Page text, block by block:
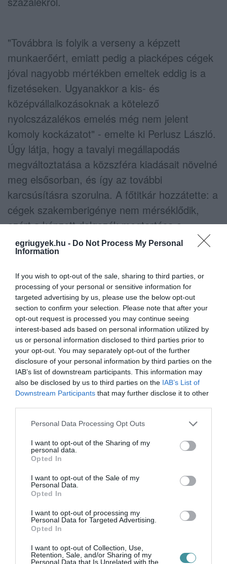
egriugyek.hu - Do Not Process My Personal
Information
If you wish to opt-out of the sale, sharing to third parties, or
processing of your personal or sensitive information for
targeted advertising by us, please use the below opt-out
section to confirm your selection. Please note that after your
opt-out request is processed you may continue seeing
interest-based ads based on personal information utilized by
us or personal information disclosed to third parties prior to
your opt-out. You may separately opt-out of the further
disclosure of your personal information by third parties on the
IAB’s list of downstream participants. This information may
also be disclosed by us to third parties on the IAB’s List of
Downstream Participants that may further disclose it to other
Please note that this website/app uses one or more Google
not limited to your visit or usage behaviour. You may click to
grant or deny consent to Google and its third-party tags to
use your data for below specified purposes in below Google
consent section.
Personal Data Processing Opt Outs
I want to opt-out of the Sharing of my
personal data.
Opted In
I want to opt-out of the Sale of my
Personal Data.
Opted In
I want to opt-out of processing my
Personal Data for Targeted Advertising.
Opted In
I want to opt-out of Collection, Use,
Retention, Sale, and/or Sharing of my
Personal Data that Is Unrelated with the
"Továbbra is folyik a verseny a képzett
munkaerőért, emiatt pedig a piacképes cégek
jóval nagyobb mértékben emeltek eddig is a
fizetéseken. Ugyanakkor a kis- és
középvállalkozásoknak a kötelező
nyolcszázalékos emelés még nem jelent
komoly kockázatot" - emelte ki Perlusz László.
Úgy látja, hogy a tavalyi megállapodás
megváltoztatása a közszféra kiadásait növelné
meg elsősorban, és így az további
karcsúsításra szorulna. A főtitkár hozzátette: a
cégek szakemberigénye nem mérséklődik,
ezért a képzett dolgozók megtartása a
minimálbérektől függetlenül nagy
béremeléseket generál.
Palkovics Imre, a Munkástanácsok Országos
Szövetségének elnöke azt mondta, hogy idén
a minimálbérek emelkedése jelentősen
elmaradt a versenyszféra bruttó 12 százalék
körüli átlagos bérnövekedésétől, ráadásul a
főbb gazdasági mutatók is jobbak a vártnál,
ezért a szakszervezeti oldal
felzárkóztatásnál kisebb mértéket. Kiemelte: a
konföderáció a bérajánlás 12-15 százalékra
emelésére is javaslatot tesz.
Ne maradjon le a legfrissebb hírekről, kövessen
bennünket az EGRI ÜGYEK Google Hírek oldalán!